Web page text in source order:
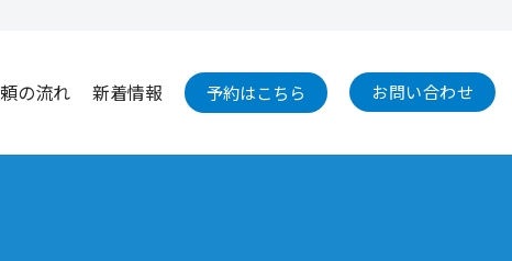
の流れ 新着情報 予約はこちら お問い合わせ